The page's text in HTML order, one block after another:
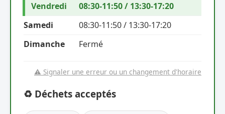
Vendredi
08:30-11:50 / 13:30-17:20
Samedi
08:30-11:50 / 13:30-17:20
Dimanche
Fermé
⚠️ Signaler une erreur ou un changement d'horaire
♻️ Déchets acceptés